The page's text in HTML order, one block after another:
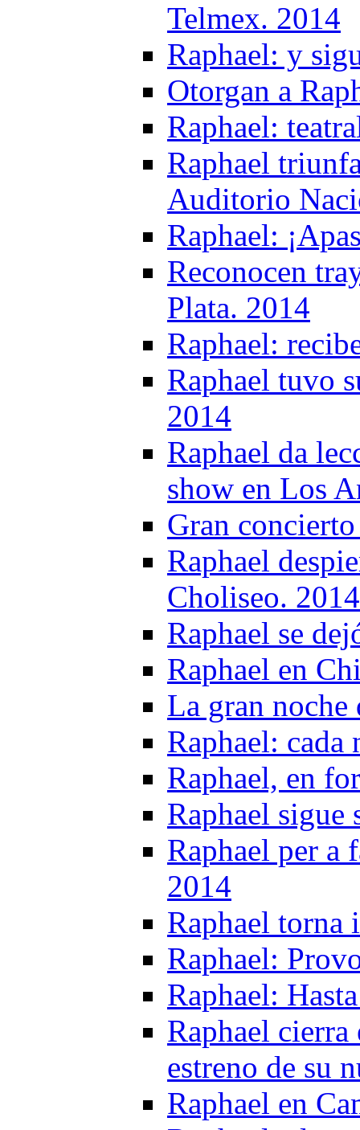
Telmex. 2014
Raphael: y
Otorgan a
Raphael:
Raphael
Auditorio
Raphael:
Reconocen
Plata. 2014
Raphael:
Raphael tuvo
2014
Raphael da
show en Los
Gran
Raphael
Choliseo. 2014
Raphael se
Raphael en
La gran
Raphael: cada
Raphael, en
Raphael sigue
Raphael per a
2014
Raphael torna
Raphael:
Raphael:
Raphael
estreno de su
Raphael en